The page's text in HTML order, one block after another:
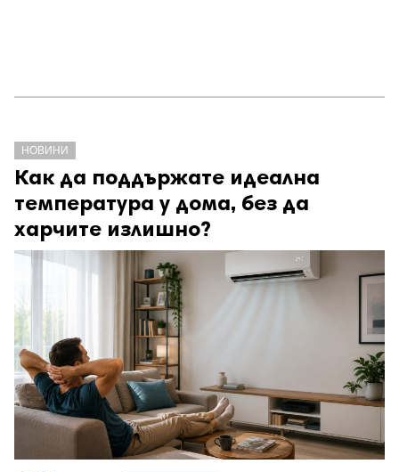
НОВИНИ
Как да поддържате идеална
температура у дома, без да
харчите излишно?